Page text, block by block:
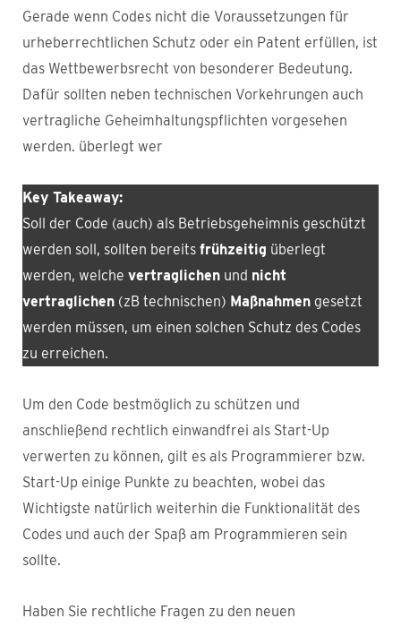
Gerade wenn Codes nicht die Voraussetzungen für
urheberrechtlichen Schutz oder ein Patent erfüllen, ist
das Wettbewerbsrecht von besonderer Bedeutung.
Dafür sollten neben technischen Vorkehrungen auch
vertragliche Geheimhaltungspflichten vorgesehen
werden. überlegt wer
Key Takeaway:
Soll der Code (auch) als Betriebsgeheimnis geschützt
werden soll, sollten bereits frühzeitig überlegt
werden, welche vertraglichen und nicht
vertraglichen (zB technischen) Maßnahmen gesetzt
werden müssen, um einen solchen Schutz des Codes
zu erreichen.
Um den Code bestmöglich zu schützen und
anschließend rechtlich einwandfrei als Start-Up
verwerten zu können, gilt es als Programmierer bzw.
Start-Up einige Punkte zu beachten, wobei das
Wichtigste natürlich weiterhin die Funktionalität des
Codes und auch der Spaß am Programmieren sein
sollte.
Haben Sie rechtliche Fragen zu den neuen